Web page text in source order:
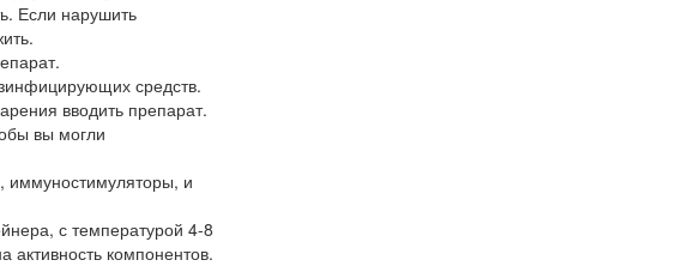
Если нарушить
средств.
вводить препарат.
вы могли
иммуностимуляторы, и
с температурой 4-8
активность компонентов.